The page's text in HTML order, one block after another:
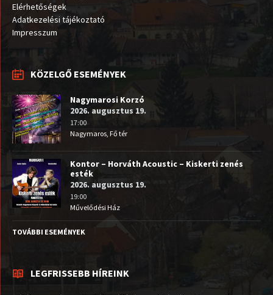
Elérhetőségek
Adatkezelési tájékoztató
Impresszum
KÖZELGŐ ESEMÉNYEK
Nagymarosi Korzó
2026. augusztus 19.
17:00
Nagymaros, Fő tér
Kontor – Horváth Acoustic – Kiskerti zenés
esték
2026. augusztus 19.
19:00
Művelődési Ház
TOVÁBBI ESEMÉNYEK
LEGFRISSEBB HÍREINK